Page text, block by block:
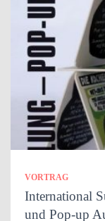
VORTRAG
International
und Pop-up